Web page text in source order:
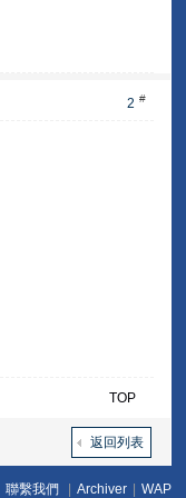
2 #
TOP
返回列表
聯繫我們 Archiver WAP